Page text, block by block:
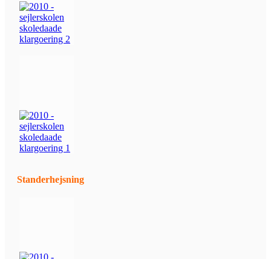
Standerhejsning